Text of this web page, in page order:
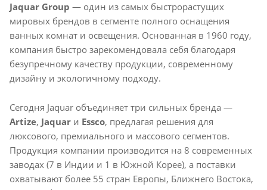
Jaquar Group — один из самых быстрорастущих
мировых брендов в сегменте полного оснащения
ванных комнат и освещения. Основанная в 1960 году,
компания быстро зарекомендовала себя благодаря
безупречному качеству продукции, современному
дизайну и экологичному подходу.
Сегодня Jaquar объединяет три сильных бренда —
Artize, Jaquar и Essco, предлагая решения для
люксового, премиального и массового сегментов.
Продукция компании производится на 8 современных
заводах (7 в Индии и 1 в Южной Корее), а поставки
охватывают более 55 стран Европы, Ближнего Востока,